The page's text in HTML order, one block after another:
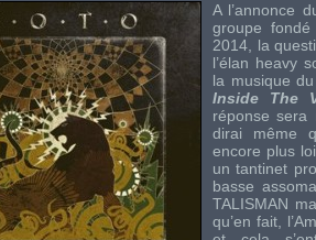
A l’annonce
groupe
2014, la
l’élan heavy
la musique
Inside The
réponse
dirai même
encore plus
un tantinet
basse
TALISMAN
qu’en fait,